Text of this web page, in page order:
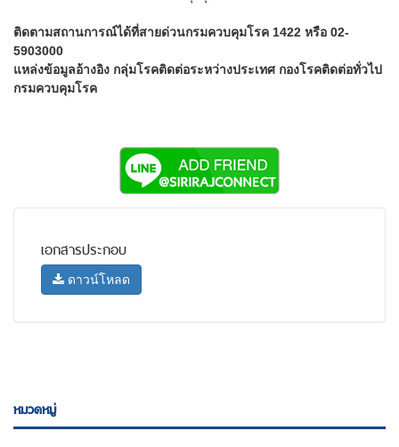
ติดตามสถานการณ์ได้ที่สายด่วนกรมควบคุมโรค 1422 หรือ 02-
5903000
แหล่งข้อมูลอ้างอิง กลุ่มโรคติดต่อระหว่างประเทศ กองโรคติดต่อทั่วไป
กรมควบคุมโรค
เอกสารประกอบ
ดาวน์โหลด
หมวดหมู่